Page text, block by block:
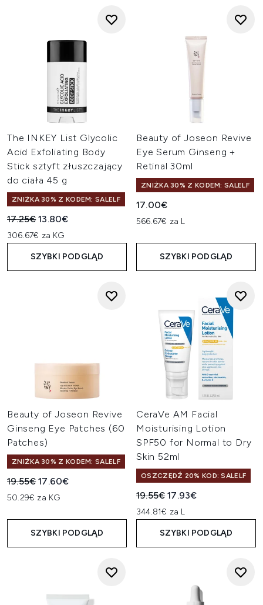
The INKEY List Glycolic
Acid Exfoliating Body
Stick sztyft złuszczający
do ciała 45 g
ZNIŻKA 30% Z KODEM: SALELF
Sugerowana cena detaliczna:
17.25€Aktualna cena:
13.80€
306.67€ za KG
SZYBKI PODGLĄD
Beauty of Joseon Revive
Eye Serum Ginseng +
Retinal 30ml
ZNIŻKA 30% Z KODEM: SALELF
17.00€
566.67€ za L
SZYBKI PODGLĄD
Beauty of Joseon Revive
Ginseng Eye Patches (60
Patches)
ZNIŻKA 30% Z KODEM: SALELF
Sugerowana cena detaliczna:
19.55€Aktualna cena:
17.60€
50.29€ za KG
SZYBKI PODGLĄD
CeraVe AM Facial
Moisturising Lotion
SPF50 for Normal to Dry
Skin 52ml
OSZCZĘDŹ 20% KOD: SALELF
Sugerowana cena
19.55€Aktualna cena:
17.93€
344.81€ za L
SZYBKI PODGLĄD